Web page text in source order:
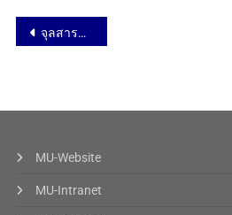
จุลสารนวัตกรรม ฉบับที่ 60 – ศึกษาปริทัศน์
MU-Website
MU-Intranet